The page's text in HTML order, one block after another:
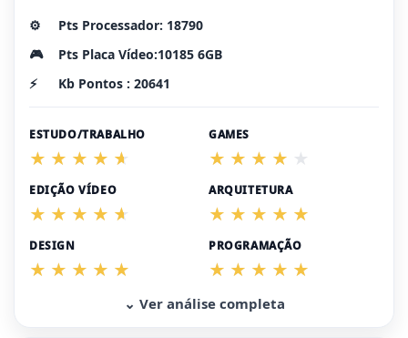
⚙️
Pts Processador: 18790
🎮
Pts Placa Vídeo:10185 6GB
⚡
Kb Pontos : 20641
ESTUDO/TRABALHO GAMES
EDIÇÃO VÍDEO ARQUITETURA
DESIGN PROGRAMAÇÃO
⌄ Ver análise completa